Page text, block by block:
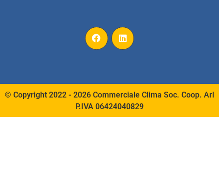
© Copyright 2022 - 2026 Commerciale Clima Soc. Coop. Arl
P.IVA 06424040829